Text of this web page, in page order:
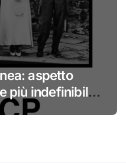
aspetto
più indefinibile